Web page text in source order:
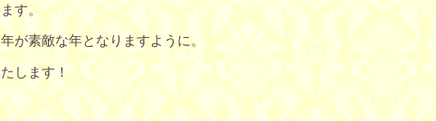
す。
が素敵な年となりますように。
します！